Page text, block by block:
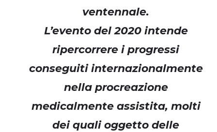
ventennale.
L’evento del 2020 intende
ripercorrere i progressi
conseguiti internazionalmente
nella procreazione
medicalmente assistita, molti
dei quali oggetto delle